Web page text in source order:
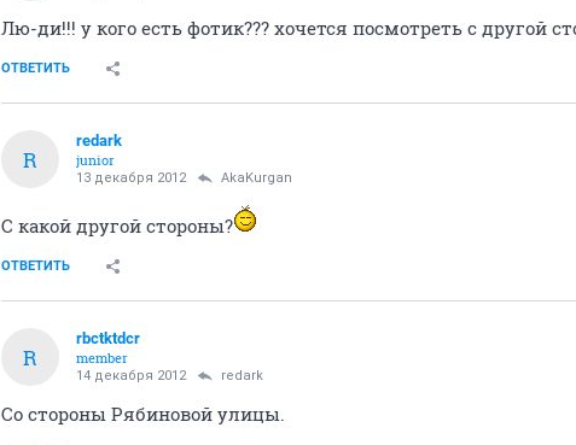
Лю-ди!!! у кого есть фотик??? хочется посмотреть с другой
ОТВЕТИТЬ
R
redark
junior
13 декабря 2012 AkaKurgan
С какой другой стороны?
ОТВЕТИТЬ
R
rbctktdcr
member
14 декабря 2012 redark
Со стороны Рябиновой улицы.